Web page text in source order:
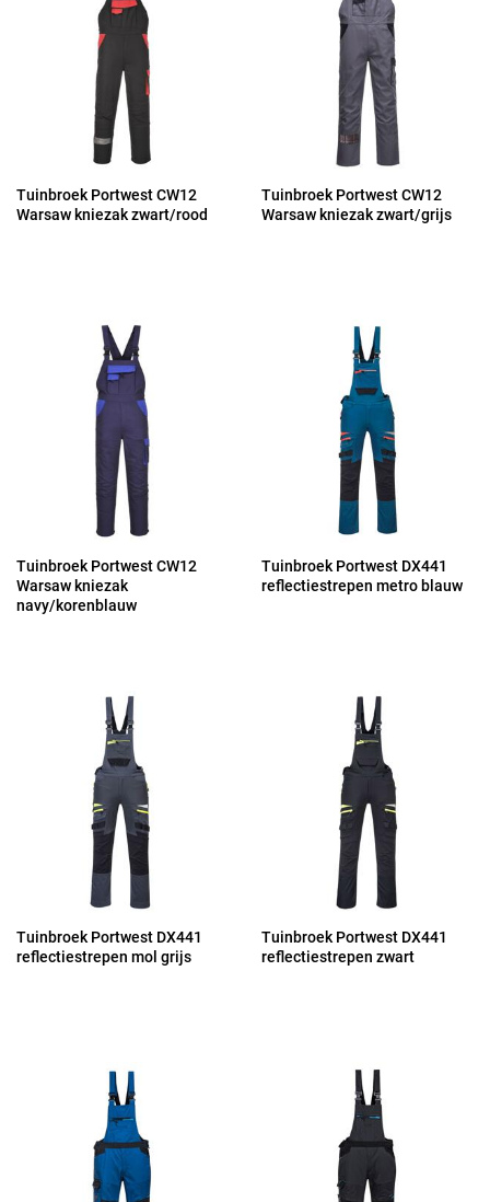
Tuinbroek Portwest CW12
Warsaw kniezak zwart/rood
Tuinbroek Portwest CW12
Warsaw kniezak zwart/grijs
Tuinbroek Portwest CW12
Warsaw kniezak
navy/korenblauw
Tuinbroek Portwest DX441
reflectiestrepen metro blauw
Tuinbroek Portwest DX441
reflectiestrepen mol grijs
Tuinbroek Portwest DX441
reflectiestrepen zwart